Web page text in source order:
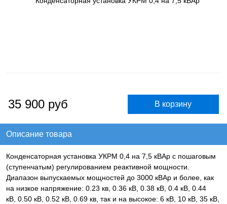
35 900 руб
Описание товара
Конденсаторная установка УКРМ 0,4 на 7,5 кВАр с пошаговым
(ступенчатым) регулированием реактивной мощности.
Диапазон выпускаемых мощностей до 3000 кВАр и более, как
на низкое напряжение: 0.23 кв, 0.36 кВ, 0.38 кВ, 0.4 кВ, 0.44
кВ, 0.50 кВ, 0.52 кВ, 0.69 кв, так и на высокое: 6 кВ, 10 кВ, 35 кВ,